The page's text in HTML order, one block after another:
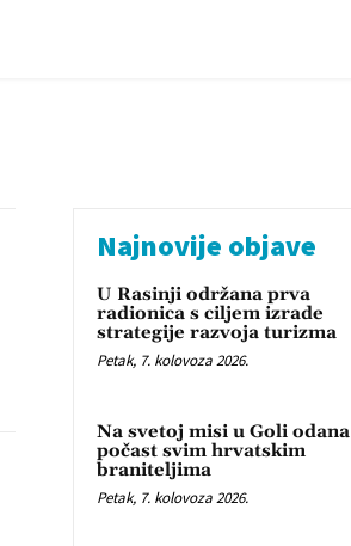
Najnovije objave
U Rasinji održana prva
radionica s ciljem izrade
strategije razvoja turizma
Petak, 7. kolovoza 2026.
Na svetoj misi u Goli odana
počast svim hrvatskim
braniteljima
Petak, 7. kolovoza 2026.